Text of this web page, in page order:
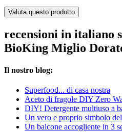
Valuta questo prodotto
recensioni in italiano
BioKing Miglio
Il nostro blog:
Superfood... di casa nostra
Aceto di fragole DIY Zero
DIY! Detergente multiuso a
Un vero e proprio simbolo
Un balcone accogliente in 3